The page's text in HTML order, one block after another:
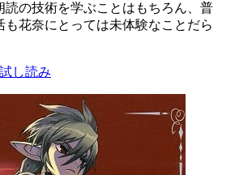
の技術を学ぶことはもちろん、普
も花奈にとっては未体験なことだら
し読み